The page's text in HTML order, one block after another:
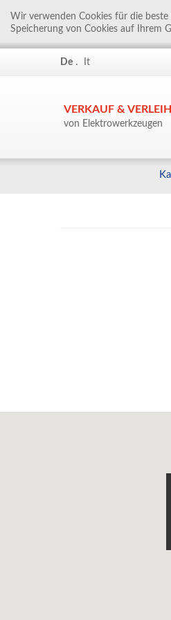
Wir verwenden Cookies für die
Speicherung von Cookies auf Ihrem
De . It
VERKAUF & VERLEIH
von Elektrowerkzeugen